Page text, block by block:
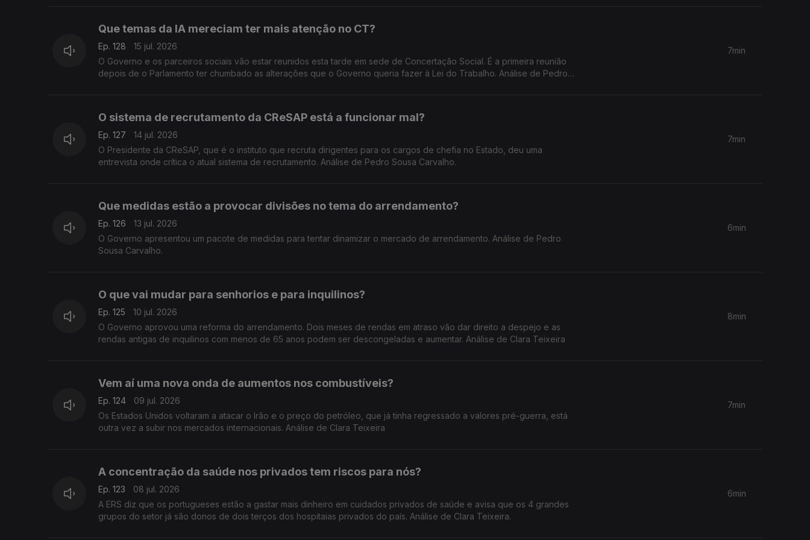
Que temas da IA mereciam ter mais atenção no CT?
Ep. 128
15 jul. 2026
O Governo e os parceiros sociais vão estar reunidos esta tarde em sede de Concertação Social. É a primeira reunião
depois de o Parlamento ter chumbado as alterações que o Governo queria fazer à Lei do Trabalho. Análise de Pedro
7min
O sistema de recrutamento da CReSAP está a funcionar mal?
Ep. 127
14 jul. 2026
O Presidente da CReSAP, que é o instituto que recruta dirigentes para os cargos de chefia no Estado, deu uma
entrevista onde crítica o atual sistema de recrutamento. Análise de Pedro Sousa Carvalho.
7min
Que medidas estão a provocar divisões no tema do arrendamento?
Ep. 126
13 jul. 2026
O Governo apresentou um pacote de medidas para tentar dinamizar o mercado de arrendamento. Análise de Pedro
Sousa Carvalho.
6min
O que vai mudar para senhorios e para inquilinos?
Ep. 125
10 jul. 2026
O Governo aprovou uma reforma do arrendamento. Dois meses de rendas em atraso vão dar direito a despejo e as
rendas antigas de inquilinos com menos de 65 anos podem ser descongeladas e aumentar. Análise de Clara Teixeira
8min
Vem aí uma nova onda de aumentos nos combustíveis?
Ep. 124
09 jul. 2026
Os Estados Unidos voltaram a atacar o Irão e o preço do petróleo, que já tinha regressado a valores pré-guerra, está
outra vez a subir nos mercados internacionais. Análise de Clara Teixeira
7min
A concentração da saúde nos privados tem riscos para nós?
Ep. 123
08 jul. 2026
A ERS diz que os portugueses estão a gastar mais dinheiro em cuidados privados de saúde e avisa que os 4 grandes
grupos do setor já são donos de dois terços dos hospitaias privados do país. Análise de Clara Teixeira.
6min